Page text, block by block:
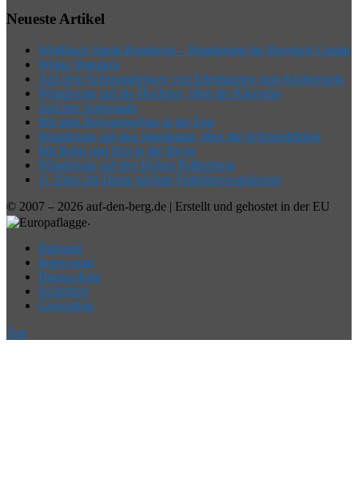
Neueste Artikel
Weißbach-Speik-Rundweg – Wanderung bei Bayrisch Gmain
Weiter Wandern
Auf dem Schmugglerweg von Ettenhausen zum Klobenstein
Wanderung auf die Hochries, über die Käseralm
Auf den Serponado
Mit dem Bergsteigerbus in die Eng
Wanderung auf den Jägerkamp, über die Schönfeldhütte
Mit Bahn und Bus in die Berge
Wanderung auf den Hohen Peißenberg
11 Tipps für Deine nächste Frühlingswanderung
© 2007 – 2026 auf-den-berg.de | Erstellt und gehostet in der EU
.
Dahoam
Impressum
Datenschutz
Sicherheit
Grounding
Top